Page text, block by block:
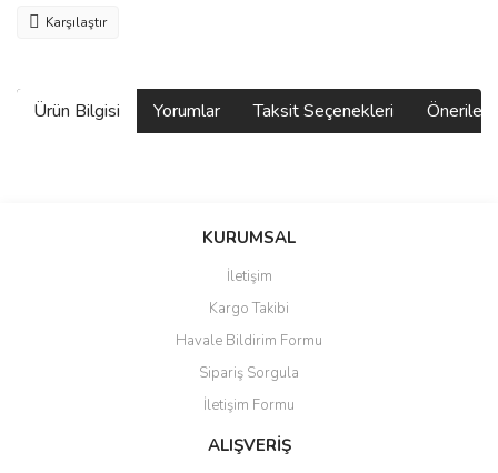
Karşılaştır
Ürün Bilgisi Yorumlar Taksit Seçenekleri
Bu ürüne ilk yorumu siz yapın!
Ürün resmi kalitesiz, bozuk veya görüntülenemiyor.
Ürün açıklamasında eksik bilgiler bulunuyor.
Ürün bilgilerinde hatalar bulunuyor.
Ürün fiyatı diğer sitelerden daha pahalı.
Bu ürüne benzer farklı alternatifler olmalı.
KURUMSAL
İletişim
Kargo Takibi
Havale Bildirim Formu
Sipariş Sorgula
İletişim Formu
ALIŞVERİŞ